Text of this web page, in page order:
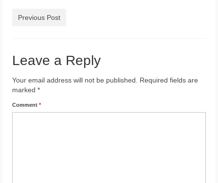
Indonēzija
Par Mums
Previous Post
Leave a Reply
Your email address will not be published.
Required fields are
marked *
Comment *